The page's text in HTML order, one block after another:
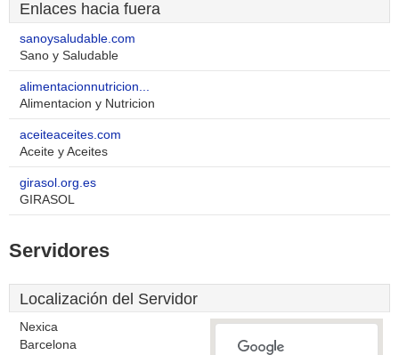
Enlaces hacia fuera
sanoysaludable.com
Sano y Saludable
alimentacionnutricion...
Alimentacion y Nutricion
aceiteaceites.com
Aceite y Aceites
girasol.org.es
GIRASOL
Servidores
Localización del Servidor
Nexica
Barcelona